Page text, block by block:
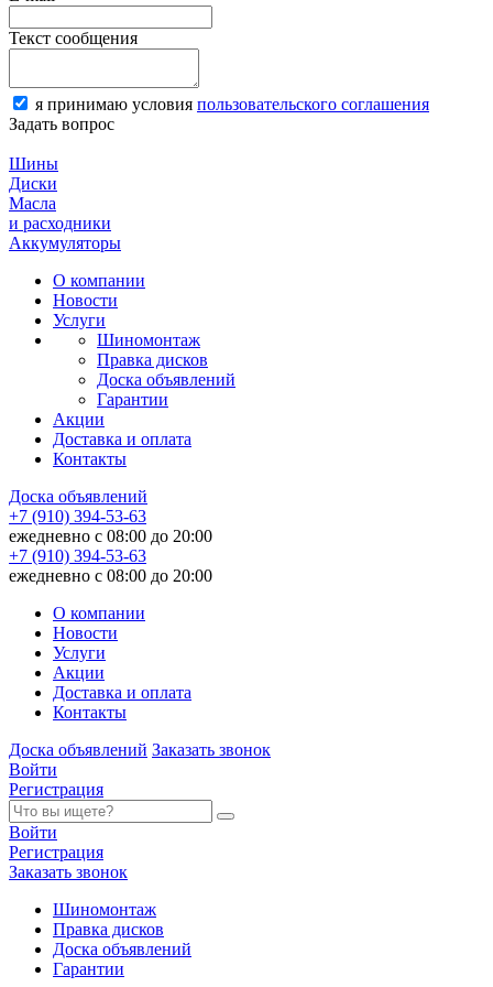
Текст сообщения
я принимаю условия пользовательского соглашения
Задать вопрос
Шины
Диски
Масла
и расходники
Аккумуляторы
О компании
Новости
Услуги
Шиномонтаж
Правка дисков
Доска объявлений
Гарантии
Акции
Доставка и оплата
Контакты
Доска объявлений
+7 (910) 394-53-63
ежедневно с 08:00 до 20:00
+7 (910) 394-53-63
ежедневно с 08:00 до 20:00
О компании
Новости
Услуги
Акции
Доставка и оплата
Контакты
Доска объявлений Заказать звонок
Войти
Регистрация
Войти
Регистрация
Заказать звонок
Шиномонтаж
Правка дисков
Доска объявлений
Гарантии